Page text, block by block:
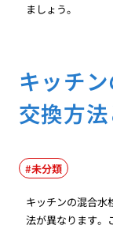
ましょう。
キッチ
交換方
未分類
キッチンの混合水
法が異なります。